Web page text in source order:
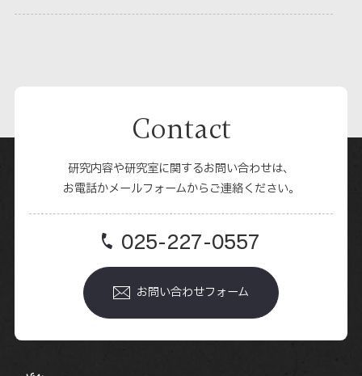
Contact
研究内容や研究室に関するお問い合わせは、
お電話かメールフォームからご連絡ください。
025-227-0557
お問い合わせフォーム